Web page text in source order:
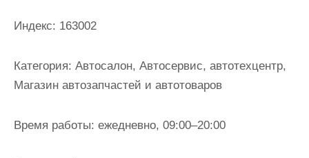
Индекс: 163002
Категория: Автосалон, Автосервис, автотехцентр,
Магазин автозапчастей и автотоваров
Время работы: ежедневно, 09:00–20:00